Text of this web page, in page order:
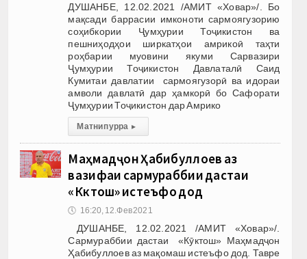
ДУШАНБЕ, 12.02.2021 /АМИТ «Ховар»/. Бо
мақсади баррасии имконоти сармоягузорию
соҳибкории Ҷумҳурии Тоҷикистон ва
пешниҳодҳои ширкатҳои амрикоӣ таҳти
роҳбарии муовини якуми Сарвазири
Ҷумҳурии Тоҷикистон Давлаталӣ Саид
Кумитаи давлатии сармоягузорӣ ва идораи
амволи давлатӣ дар ҳамкорӣ бо Сафорати
Ҷумҳурии Тоҷикистон дар Амрико
Матни пурра ▸
Маҳмадҷон Ҳабибуллоев аз
вазифаи сармураббии дастаи
«Кӯктош» истеъфо дод
🕔 16:20, 12.Фев 2021
ДУШАНБЕ, 12.02.2021 /АМИТ «Ховар»/.
Сармураббии дастаи «Кӯктош» Маҳмадҷон
Ҳабибуллоев аз мақомаш истеъфо дод. Тавре